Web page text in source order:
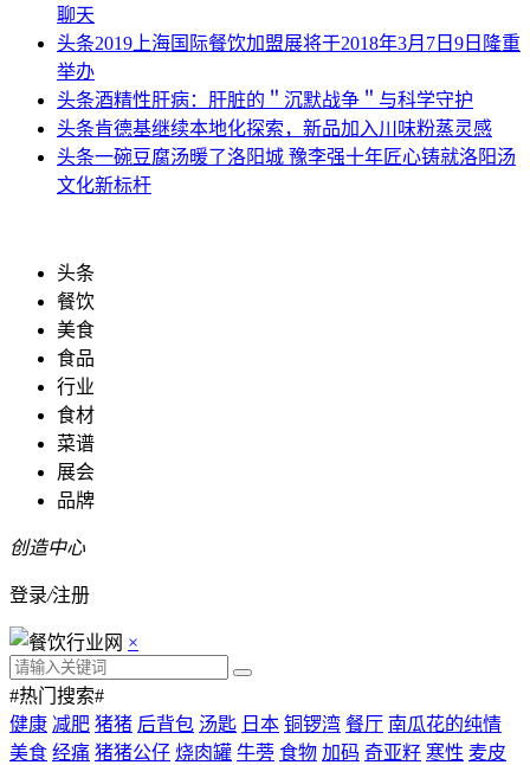
聊天
头条2019上海国际餐饮加盟展将于2018年3月7日9日隆重
举办
头条酒精性肝病：肝脏的＂沉默战争＂与科学守护
头条肯德基继续本地化探索，新品加入川味粉蒸灵感
头条一碗豆腐汤暖了洛阳城 豫李强十年匠心铸就洛阳汤
文化新标杆
头条
餐饮
美食
食品
行业
食材
菜谱
展会
品牌
创造中心
登录/注册
×
#热门搜索#
健康 减肥 猪猪 后背包 汤匙 日本 铜锣湾 餐厅 南瓜花的纯情
美食 经痛 猪猪公仔 烧肉罐 牛蒡 食物 加码 奇亚籽 寒性 麦皮